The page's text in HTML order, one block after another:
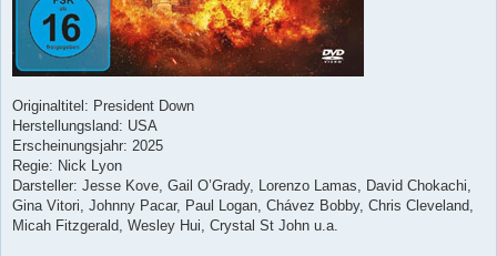
Originaltitel: President Down
Herstellungsland: USA
Erscheinungsjahr: 2025
Regie: Nick Lyon
Darsteller: Jesse Kove, Gail O’Grady, Lorenzo Lamas, David Chokachi,
Gina Vitori, Johnny Pacar, Paul Logan, Chávez Bobby, Chris Cleveland,
Micah Fitzgerald, Wesley Hui, Crystal St John u.a.